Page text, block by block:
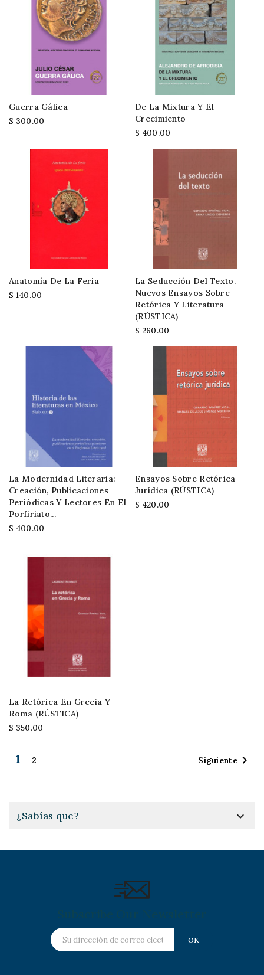
Guerra Gálica
$ 300.00
De La Mixtura Y El
Crecimiento
$ 400.00
Anatomía De La Feria
$ 140.00
La Seducción Del Texto.
Nuevos Ensayos Sobre
Retórica Y Literatura
(RÚSTICA)
$ 260.00
La Modernidad Literaria:
Creación, Publicaciones
Periódicas Y Lectores En El
Porfiriato...
$ 400.00
Ensayos Sobre Retórica
Jurídica (RÚSTICA)
$ 420.00
La Retórica En Grecia Y
Roma (RÚSTICA)
$ 350.00
1 2 Siguiente 
¿Sabías que? 